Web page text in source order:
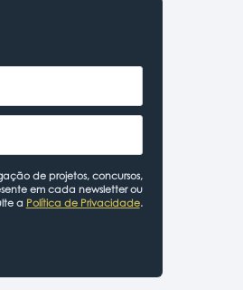
de projetos, concursos,
em cada newsletter ou
a Política de Privacidade.